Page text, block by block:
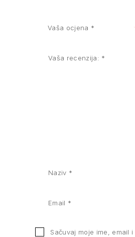
Vaša ocjena *
Sačuvaj moje ime, email